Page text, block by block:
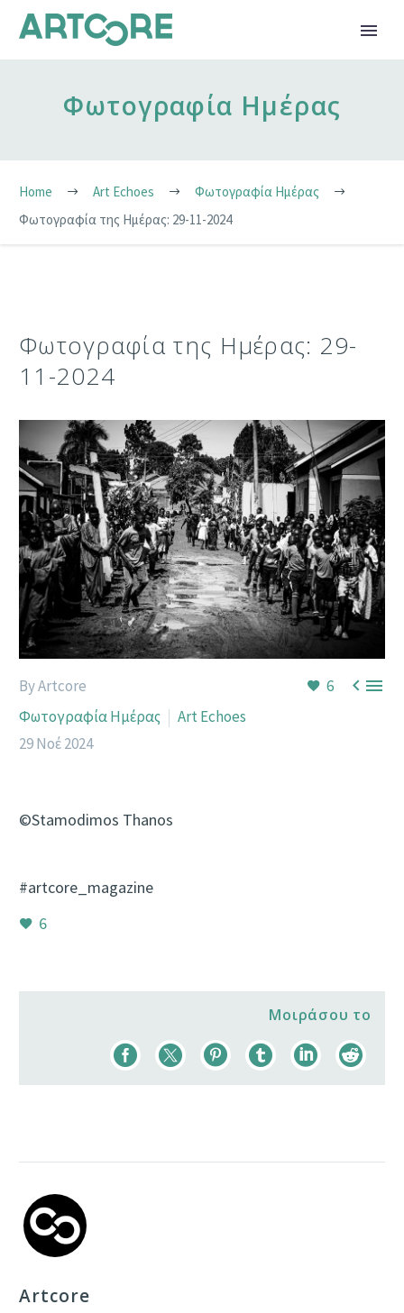
Φωτογραφία Ημέρας
Home Art Echoes
Φωτογραφία Ημέρας
Φωτογραφία της Ημέρας: 29-11-2024
Φωτογραφία της Ημέρας: 29-
11-2024
6 
By Artcore
Φωτογραφία Ημέρας
Art Echoes
29 Νοέ 2024
©Stamodimos Thanos
#artcore_magazine
6
Μοιράσου το
Artcore